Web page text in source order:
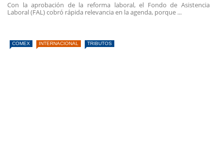
Con la aprobación de la reforma laboral, el Fondo de Asistencia
Laboral (FAL) cobró rápida relevancia en la agenda, porque ...
COMEX INTERNACIONAL TRIBUTOS